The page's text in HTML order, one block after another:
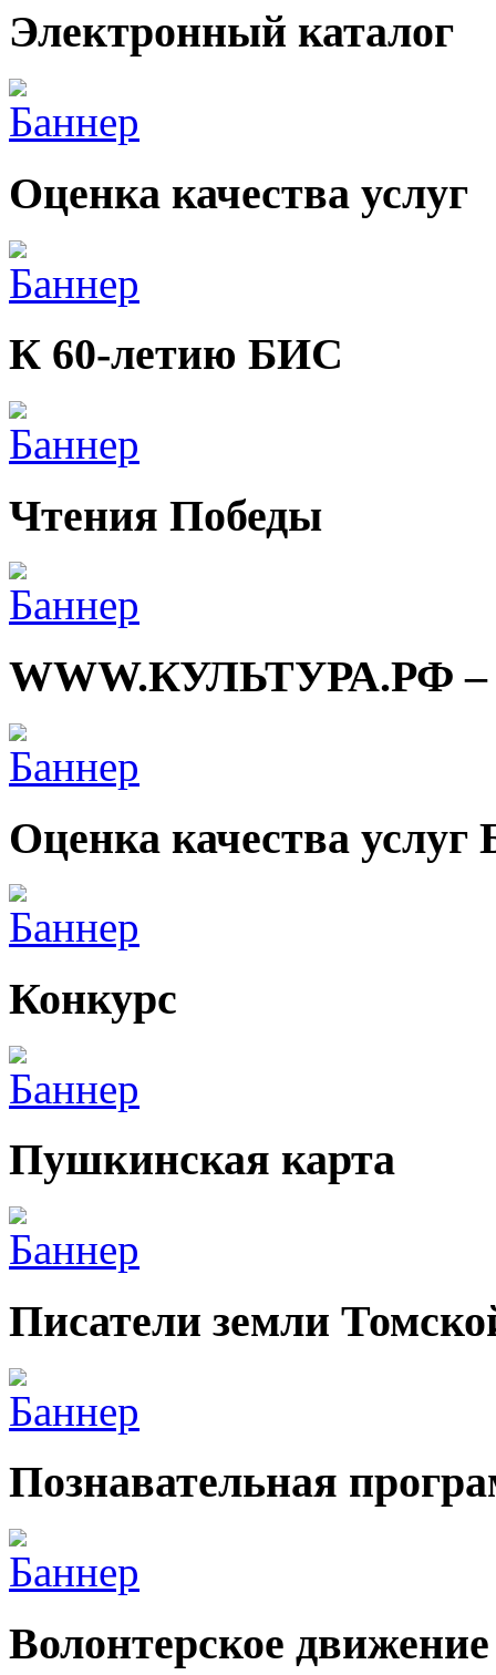
Электронный каталог
Оценка качества услуг
К 60-летию БИС
Чтения Победы
WWW.КУЛЬТУРА.РФ –
Оценка качества
Конкурс
Пушкинская карта
Писатели земли
Познавательная
Волонтерское движение